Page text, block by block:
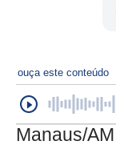
ouça este conteúdo
Manaus/